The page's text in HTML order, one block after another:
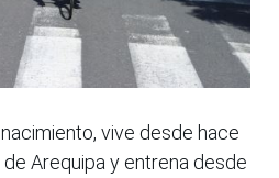
vive desde hace
Arequipa y entrena desde